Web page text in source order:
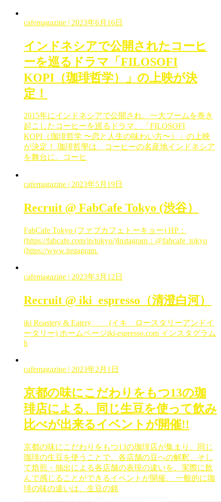
cafemagazine | 2023年6月16日
インドネシアで公開されたコーヒ
ーを巡るドラマ「FILOSOFI
KOPI（珈琲哲学）」の上映が決
定！
2015年にインドネシアで公開され、一大ブームを巻き
起こしたコーヒーを巡るドラマ、「FILOSOFI
KOPI（珈琲哲学 〜恋と人生の味わい方〜）」の上映
が決定！ 珈琲哲學は、コーヒーの名産地インドネシア
を舞台に、コーヒ
cafemagazine | 2023年5月19日
Recruit @ FabCafe Tokyo (渋谷）
FabCafe Tokyo (ファブカフェトーキョー) HP：
(https://fabcafe.com/jp/tokyo/)Instagram：@fabcafe_tokyo
(https://www.instagram.
cafemagazine | 2023年3月12日
Recruit @ iki_espresso（清澄白河）
iki Roastery & Eatery (イキ ロースタリーアンドイ
ータリー) ホームページiki-espresso.com インスタグラム
h
cafemagazine | 2023年2月1日
京都の味にこだわりをもつ13の珈
琲店による、同じ生豆を使って飲み
比べが出来るイベントが開催!!
京都の味にこだわりをもつ13の珈琲店が集まり、同じ
珈琲の生豆を使うことで、各店舗の豆への解釈、そし
て焙煎・抽出による各店舗の表現の違いを、実際に飲
んで感じることができるイベントが開催。 一般的に珈
琲の味の違いは、生豆の銘